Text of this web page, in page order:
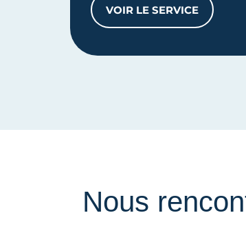
VOIR LE SERVICE
DIAGNOSTIC
Nous